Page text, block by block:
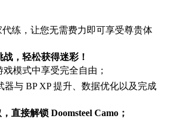
练，让您无需费力即可享受尊贵体
，轻松获得迷彩！
模式中享受完全自由；
器与 BP XP 提升、数据优化以及完成
直接解锁 Doomsteel Camo；